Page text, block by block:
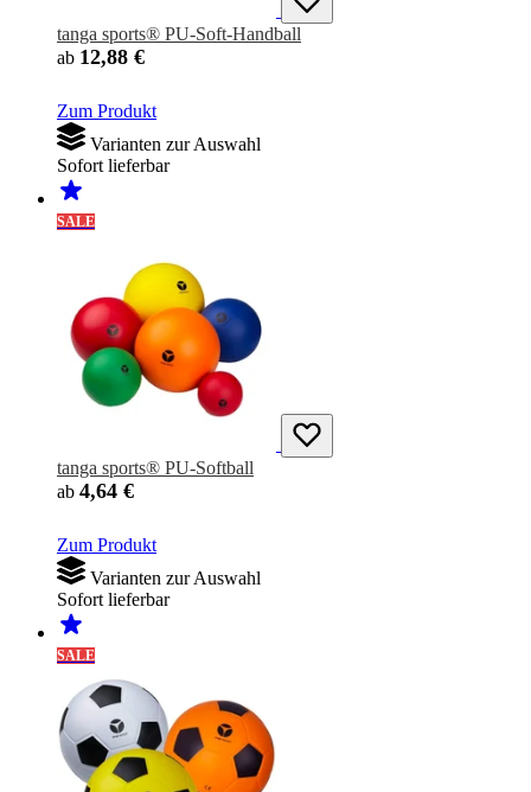
tanga sports® PU-Soft-Handball
ab 12,88 €
Zum Produkt
Varianten zur Auswahl
Sofort lieferbar
SALE
tanga sports® PU-Softball
ab 4,64 €
Zum Produkt
Varianten zur Auswahl
Sofort lieferbar
SALE